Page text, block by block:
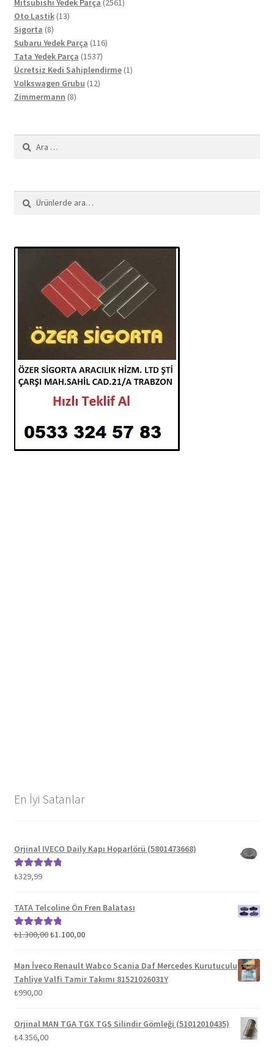
Oto Lastik 1313
Sigorta 88
ürün
Subaru Yedek Parça 116116
Tata Yedek Parça 15371537
ürün
Ücretsiz Kedi Sahiplendirme 11
Volkswagen Grubu 1212
Zimmermann 88
Arama:
Ara:
Ara
En İyi Satanlar
Orjinal IVECO Daily Kapı Hoparlörü (5801473668)
5 üzerinden
₺329,99
TATA Telcoline Ön Fren Balatası
5 üzerinden
₺1.300,00Orijinal
₺1.300,00.
₺1.100,00Şu
fiyat:
₺1.100,00.
Man İveco Renault Wabco Scania Daf Mercedes Kurutuculu
Tahliye Valfi Tamir Takımı 81521026031Y
₺990,00
Orjinal MAN TGA TGX TGS Silindir Gömleği (51012010435)
₺4.356,00